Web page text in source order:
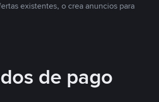
existentes, o crea anuncios para
de pago